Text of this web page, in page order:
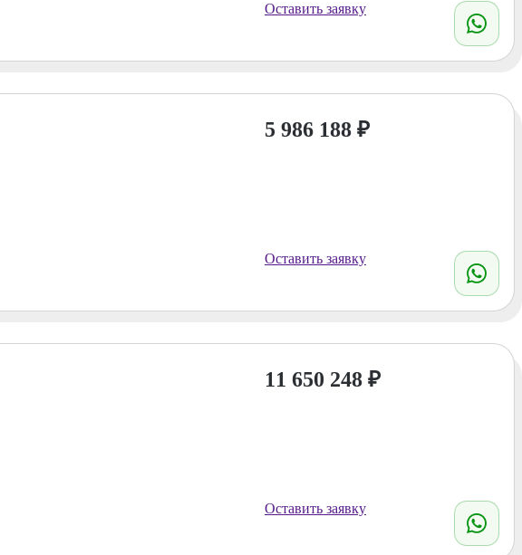
Оставить заявку
5 986 188 ₽
Оставить заявку
11 650 248 ₽
Оставить заявку